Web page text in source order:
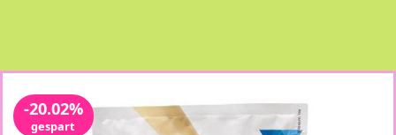
-20.02%
gespart